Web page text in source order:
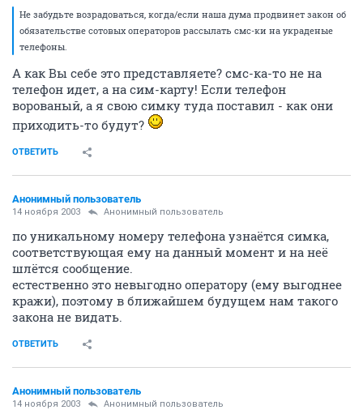
Не забудьте возрадоваться, когда/если наша дума продвинет закон об
обязательстве сотовых операторов рассылать смс-ки на украденые
телефоны.
А как Вы себе это представляете? смс-ка-то не на
телефон идет, а на сим-карту! Если телефон
ворованый, а я свою симку туда поставил - как они
приходить-то будут?
ОТВЕТИТЬ
Анонимный пользователь
14 ноября 2003 Анонимный пользователь
по уникальному номеру телефона узнаётся симка,
соответствующая ему на данный момент и на неё
шлётся сообщение.
естественно это невыгодно оператору (ему выгоднее
кражи), поэтому в ближайшем будущем нам такого
закона не видать.
ОТВЕТИТЬ
Анонимный пользователь
14 ноября 2003 Анонимный пользователь